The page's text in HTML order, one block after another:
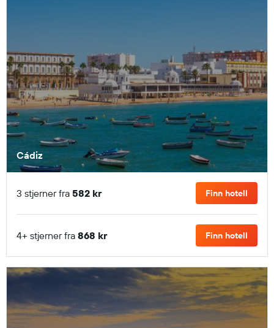
Cádiz
3 stjerner fra 582 kr Finn hotell
4+ stjerner fra 868 kr Finn hotell